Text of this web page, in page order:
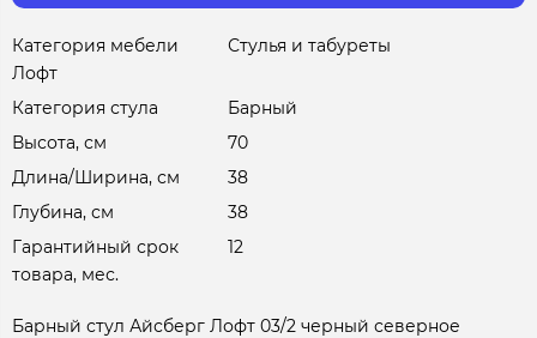
Категория мебели
Лофт
Стулья и табуреты
Категория стула
Барный
Высота, см
70
Длина/Ширина, см
38
Глубина, см
38
Гарантийный срок
товара, мес.
12
Барный стул Айсберг Лофт 03/2 черный северное